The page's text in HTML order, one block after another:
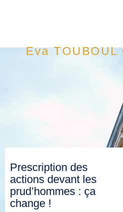
Eva TOUBOUL
Prescription des
actions devant les
prud’hommes : ça
change !